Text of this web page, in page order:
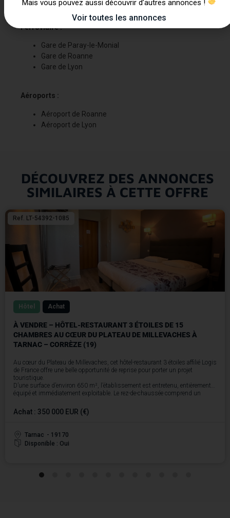
Ferroviaire :
Gare de Paray-le-Monial
Gare de Roanne
Gare de Lyon
Aéroports :
Aéroport de Roanne
Aéroport de Lyon
DÉCOUVREZ DES ANNONCES
SIMILAIRES À CETTE OFFRE
Ref. LT-54392-1085
Hôtel Achat
À VENDRE – HÔTEL-RESTAURANT 3 ÉTOILES DE 15
CHAMBRES AU CŒUR DU PLATEAU DE MILLEVACHES À
TARNAC – CORRÈZE (19)
Au cœur du Plateau de Millevaches, cet hôtel-restaurant 3 étoiles affilié Logis
de France offre une belle opportunité de reprise pour porter un projet
touristique.
D’une surface d’environ 650 m², l’établissement est entretenu, entièrement
équipé et immédiatement exploitable. Le rez-de-chaussée comprend un
espaces, pouvant accueillir jusqu’à 70 couverts, un salon-bar, une salle de
petits-déjeuners ainsi qu’une cuisine professionnelle complète : chambres
piano de cuisson.
L’hôtel propose 15 chambres réparties sur deux étages, dont 13 récemment
rénovées, ainsi qu’un appartement de fonction adapté à une vie de famille.
du jour. Sans salarié à reprendre, l’établissement présente un potentiel de
Achat : 350 000 EUR (€)
Tarnac - 19170
Disponible : Oui
Mais vous pouvez aussi découvrir d’autres annonces !
Voir toutes les annonces